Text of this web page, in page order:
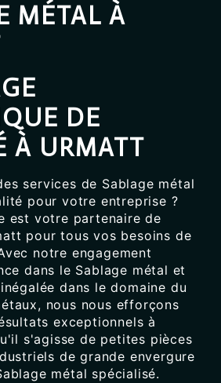
MÉTAL À
DE
À URMATT
services de Sablage métal
pour votre entreprise ?
est votre partenaire de
pour tous vos besoins de
notre engagement
dans le Sablage métal et
dans le domaine du
nous nous efforçons
exceptionnels à
s'agisse de petites pièces
de grande envergure
métal spécialisé.